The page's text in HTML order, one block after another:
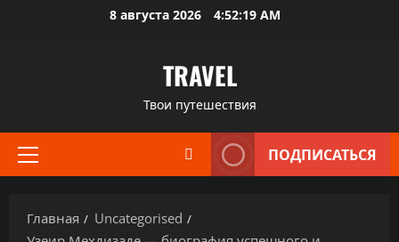
8 августа 2026 4:52:20 AM
TRAVEL
Твои путешествия
Основное
ПОДПИСАТЬСЯ
Главная
Uncategorised